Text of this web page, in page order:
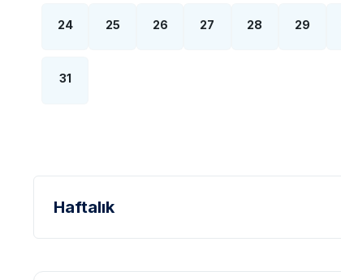
24 25 26 27 28 29
31
Haftalık